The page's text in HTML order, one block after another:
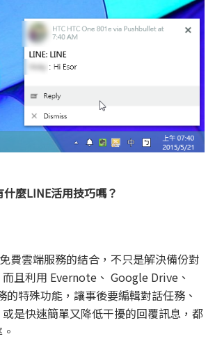
麼LINE活用技巧嗎？
費雲端服務的結合，不只是解決備份對
且利用 Evernote、 Google Drive、
特殊功能，讓事後要編輯對話任務、
是快速簡單又降低干擾的回覆訊息，都